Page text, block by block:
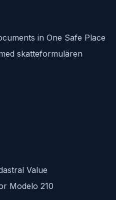
in One Safe Place
skatteformulären
Value
Modelo 210